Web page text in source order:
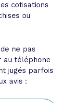
cotisations
ou
ne pas
au téléphone
jugés parfois
avis :